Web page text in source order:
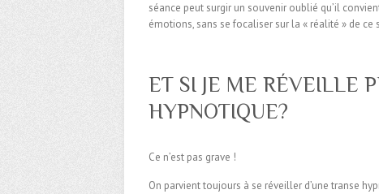
séance peut surgir un souvenir oublié qu’il
émotions, sans se focaliser sur la « réalité » de ce
ET SI JE ME RÉVEILLE
HYPNOTIQUE?
Ce n’est pas grave !
On parvient toujours à se réveiller d’une transe